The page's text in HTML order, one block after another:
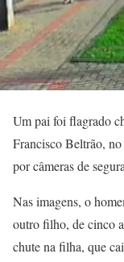
Um pai foi flagrado
Francisco Beltrão,
por câmeras de
Nas imagens, o
outro filho, de cinco
chute na filha, que